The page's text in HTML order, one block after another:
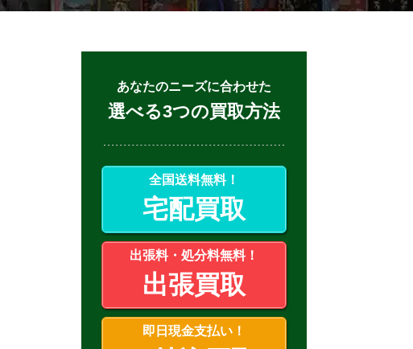
あなたのニーズに合わせた
選べる3つの買取方法
全国送料無料！
宅配買取
出張料・処分料無料！
出張買取
即日現金支払い！